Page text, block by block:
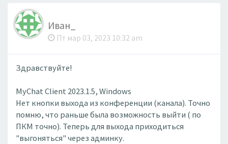
Иван_
Пт мар 03, 2023 10:32 am
Здравствуйте!
MyChat Client 2023.1.5, Windows
Нет кнопки выхода из конференции (канала). Точно
помню, что раньше была возможность выйти ( по
ПКМ точно). Теперь для выхода приходиться
"выгоняться" через админку.